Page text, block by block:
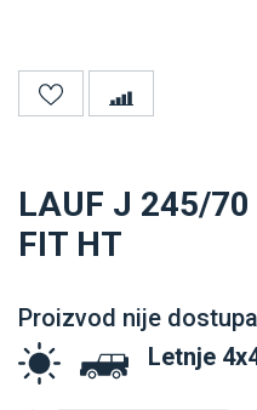
LAUF J 245/
FIT HT
Proizvod nije
Letnje